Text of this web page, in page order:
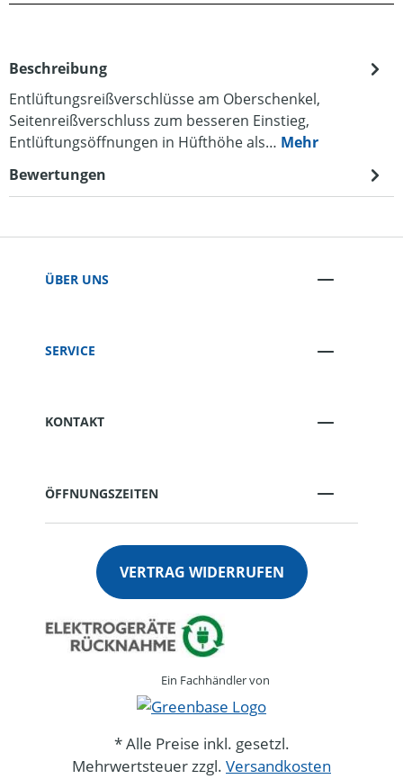
Beschreibung
Entlüftungsreißverschlüsse am Oberschenkel,
Seitenreißverschluss zum besseren Einstieg,
Entlüftungsöffnungen in Hüfthöhe als… Mehr
Bewertungen
ÜBER UNS
SERVICE
KONTAKT
ÖFFNUNGSZEITEN
VERTRAG WIDERRUFEN
Ein Fachhändler von
* Alle Preise inkl. gesetzl.
Mehrwertsteuer zzgl. Versandkosten